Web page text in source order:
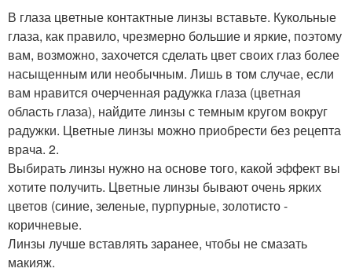
В глаза цветные контактные линзы вставьте. Кукольные
глаза, как правило, чрезмерно большие и яркие, поэтому
вам, возможно, захочется сделать цвет своих глаз более
насыщенным или необычным. Лишь в том случае, если
вам нравится очерченная радужка глаза (цветная
область глаза), найдите линзы с темным кругом вокруг
радужки. Цветные линзы можно приобрести без рецепта
врача. 2.
Выбирать линзы нужно на основе того, какой эффект вы
хотите получить. Цветные линзы бывают очень ярких
цветов (синие, зеленые, пурпурные, золотисто -
коричневые.
Линзы лучше вставлять заранее, чтобы не смазать
макияж.